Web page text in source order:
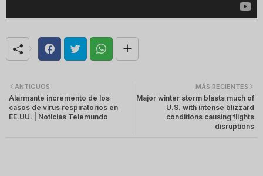
MÁS RECIENTES
Major winter storm blasts much of
U.S. with intense blizzard
conditions causing flights
disruptions
ANTIGUOS
Alarmante incremento de los
casos de virus respiratorios en
EE.UU. | Noticias Telemundo